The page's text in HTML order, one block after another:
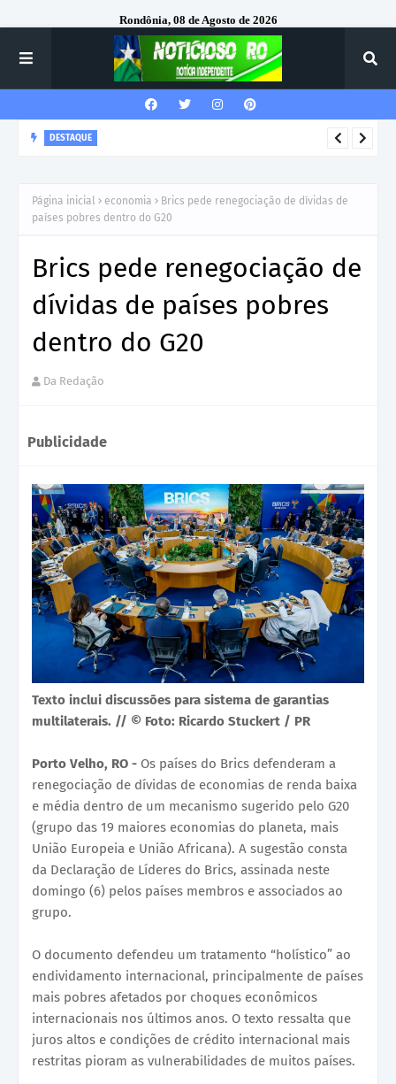
Rondônia, 08 de Agosto de 2026
DESTAQUE
milhões
Página inicial economia
Brics pede renegociação de dívidas de
países pobres dentro do G20
Brics pede renegociação de
dívidas de países pobres
dentro do G20
Da Redação
Publicidade
Texto inclui discussões para sistema de garantias
multilaterais. // © Foto: Ricardo Stuckert / PR
Porto Velho, RO - Os países do Brics defenderam a
renegociação de dívidas de economias de renda baixa
e média dentro de um mecanismo sugerido pelo G20
(grupo das 19 maiores economias do planeta, mais
União Europeia e União Africana). A sugestão consta
da Declaração de Líderes do Brics, assinada neste
domingo (6) pelos países membros e associados ao
grupo.
O documento defendeu um tratamento “holístico” ao
endividamento internacional, principalmente de países
mais pobres afetados por choques econômicos
internacionais nos últimos anos. O texto ressalta que
juros altos e condições de crédito internacional mais
restritas pioram as vulnerabilidades de muitos países.